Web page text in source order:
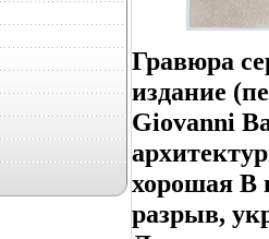
Гравюра
издание
Giovanni
хорошая В
разрыв,